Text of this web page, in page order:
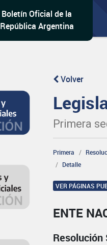
Boletín Oficial de la
República Argentina
Volver
Primera
Primera
Detalle
VER PÁGINAS
ENTE